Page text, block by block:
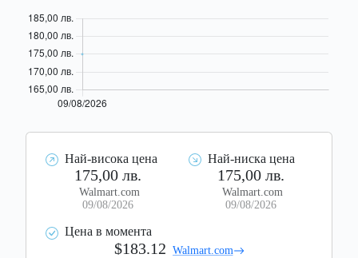
Най-висока цена
175,00 лв.
Walmart.com
09/08/2026
Най-ниска цена
175,00 лв.
Walmart.com
09/08/2026
Цена в момента
$183.12 Walmart.com